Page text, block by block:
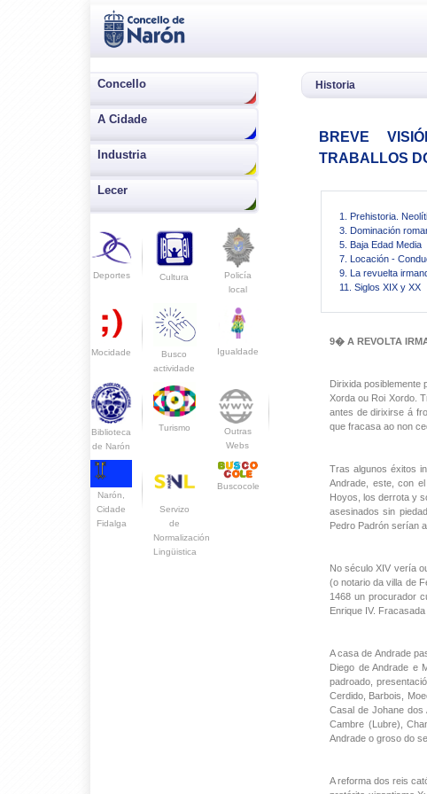
Concello
A Cidade
Industria
Lecer
Deportes Cultura
Policía
local
Mocidade
Busco
actividade
Igualdade
Biblioteca
de Narón
Turismo
Outras
Webs
Narón,
Cidade
Fidalga
Servizo
de
Normalización
Lingüistica
Buscocole
Historia
BREVE
TRABALLOS
1. Prehistoria.
3. Dominación
5. Baja Edad Media
7. Locación -
9. La revuelta
11. Siglos XIX y XX
9� A REVOLTA
Dirixida posiblemente
Xorda ou Roi Xordo.
antes de dirixirse á
que fracasa ao non
Tras algunos éxitos
Andrade, este, con
Hoyos, los derrota y
asesinados sin
Pedro Padrón serían
No século XIV vería
(o notario da villa de
1468 un procurador
Enrique IV.
A casa de Andrade
Diego de Andrade e
padroado,
Cerdido, Barbois,
Casal de Johane
Cambre (Lubre),
Andrade o groso do
A reforma dos reis